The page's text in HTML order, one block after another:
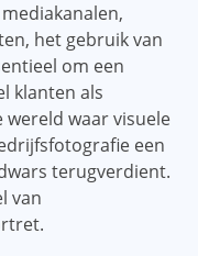
het gebruik van
om een
klanten als
waar visuele
een
terugverdient.
van